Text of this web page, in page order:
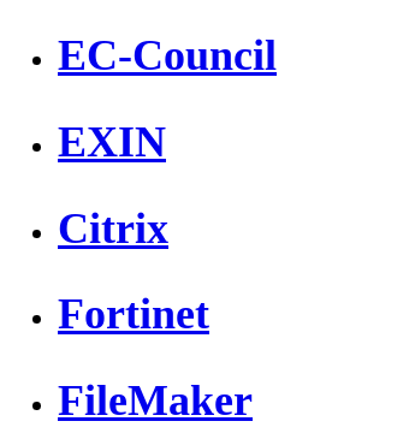
EC-Council
EXIN
Citrix
Fortinet
FileMaker